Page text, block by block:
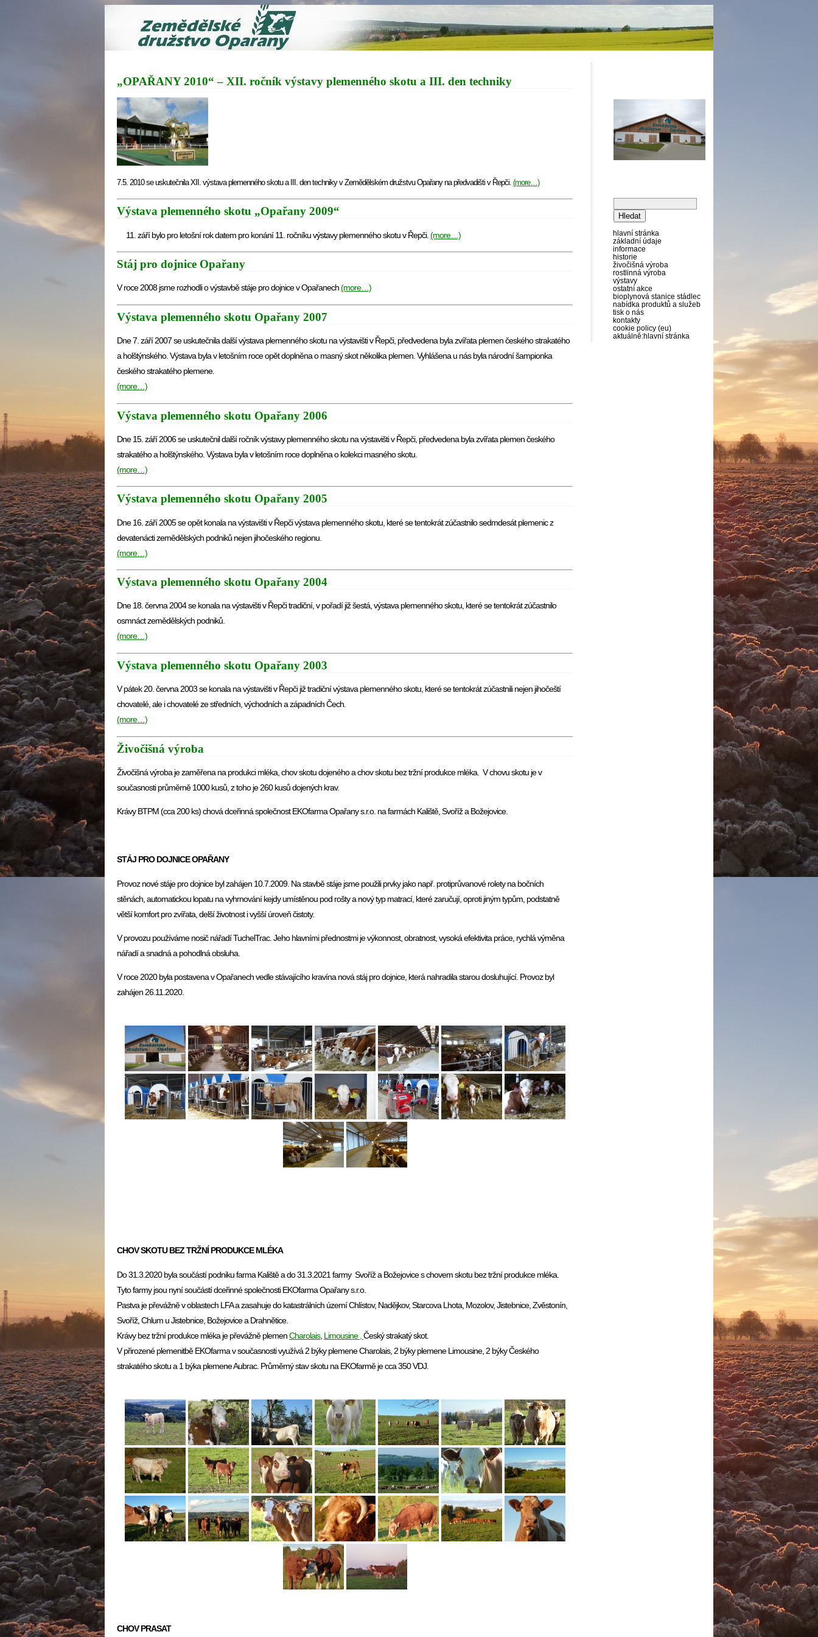
hlavní stránka
základní údaje
informace
historie
živočišná výroba
rostlinná výroba
výstavy
ostatní akce
bioplynová stanice stádlec
nabídka produktů a služeb
tisk o nás
kontakty
cookie policy (eu)
aktuálně:hlavní stránka
„OPAŘANY 2010“ – XII. ročník výstavy plemenného skotu a III. den techniky
7.5. 2010 se uskutečnila XII. výstava plemenného skotu a III. den techniky v Zemědělském družstvu Opařany na předvadišti v Řepči. (more…)
Výstava plemenného skotu „Opařany 2009“
11. září bylo pro letošní rok datem pro konání 11. ročníku výstavy plemenného skotu v Řepči. (more…)
Stáj pro dojnice Opařany
V roce 2008 jsme rozhodli o výstavbě stáje pro dojnice v Opařanech(more…)
Výstava plemenného skotu Opařany 2007
Dne 7. září 2007 se uskutečnila další výstava plemenného skotu na výstavišti v Řepči, předvedena byla zvířata plemen českého strakatého
a holštýnského. Výstava byla v letošním roce opět doplněna o masný skot několika plemen. Vyhlášena u nás byla národní šampionka
českého strakatého plemene.
(more…)
Výstava plemenného skotu Opařany 2006
Dne 15. září 2006 se uskutečnil další ročník výstavy plemenného skotu na výstavišti v Řepči, předvedena byla zvířata plemen českého
strakatého a holštýnského. Výstava byla v letošním roce doplněna o kolekci masného skotu.
(more…)
Výstava plemenného skotu Opařany 2005
Dne 16. září 2005 se opět konala na výstavišti v Řepči výstava plemenného skotu, které se tentokrát zúčastnilo sedmdesát plemenic z
devatenácti zemědělských podniků nejen jihočeského regionu.
(more…)
Výstava plemenného skotu Opařany 2004
Dne 18. června 2004 se konala na výstavišti v Řepči tradiční, v pořadí již šestá, výstava plemenného skotu, které se tentokrát zúčastnilo
osmnáct zemědělských podniků.
(more…)
Výstava plemenného skotu Opařany 2003
V pátek 20. června 2003 se konala na výstavišti v Řepči již tradiční výstava plemenného skotu, které se tentokrát zúčastnili nejen jihočeští
chovatelé, ale i chovatelé ze středních, východních a západních Čech.
(more…)
Živočišná výroba
Živočišná výroba je zaměřena na produkci mléka, chov skotu dojeného a chov skotu bez tržní produkce mléka. V chovu skotu je v
současnosti průměrně 1000 kusů, z toho je 260 kusů dojených krav.
Krávy BTPM (cca 200 ks) chová dceřinná společnost EKOfarma Opařany s.r.o. na farmách Kaliště, Svoříž a Božejovice.
STÁJ PRO DOJNICE OPAŘANY
Provoz nové stáje pro dojnice byl zahájen 10.7.2009. Na stavbě stáje jsme použili prvky jako např. protiprůvanové rolety na bočních
stěnách, automatickou lopatu na vyhrnování kejdy umístěnou pod rošty a nový typ matrací, které zaručují, oproti jiným typům, podstatně
větší komfort pro zvířata, delší životnost i vyšší úroveň čistoty.
V provozu používáme nosič nářadí TuchelTrac. Jeho hlavními přednostmi je výkonnost, obratnost, vysoká efektivita práce, rychlá výměna
nářadí a snadná a pohodlná obsluha.
V roce 2020 byla postavena v Opařanech vedle stávajícího kravína nová stáj pro dojnice, která nahradila starou dosluhující. Provoz byl
zahájen 26.11.2020.
CHOV SKOTU BEZ TRŽNÍ PRODUKCE MLÉKA
Do 31.3.2020 byla součástí podniku farma Kaliště a do 31.3.2021 farmy Svoříž a Božejovice s chovem skotu bez tržní produkce mléka.
Tyto farmy jsou nyní součástí dceřinné společnosti EKOfarma Opařany s.r.o.
Pastva je převážně v oblastech LFA a zasahuje do katastrálních území Chlístov, Nadějkov, Starcova Lhota, Mozolov, Jistebnice, Zvěstonín,
Svoříž, Chlum u Jistebnice, Božejovice a Drahnětice.
Krávy bez tržní produkce mléka je převážně plemenCharolais, Limousine , Český strakatý skot.
V přirozené plemenitbě EKOfarma v současnosti využívá 2 býky plemene Charolais, 2 býky plemene Limousine, 2 býky Českého
strakatého skotu a 1 býka plemene Aubrac. Průměrný stav skotu na EKOfarmě je cca 350 VDJ.
CHOV PRASAT